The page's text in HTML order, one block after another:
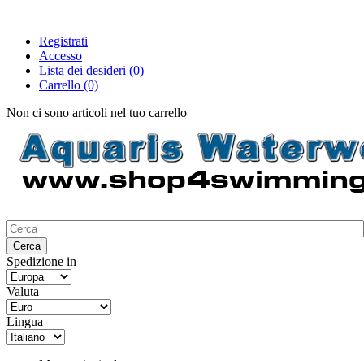
Registrati
Accesso
Lista dei desideri (0)
Carrello (0)
Non ci sono articoli nel tuo carrello
Spedizione in
Valuta
Lingua